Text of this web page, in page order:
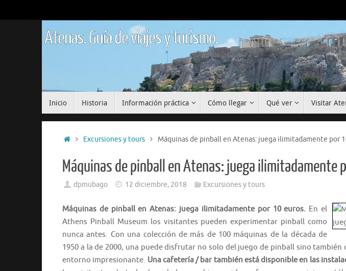
al
Atenas. Guía de viajes y turismo.
Inicio Historia Información práctica Cómo llegar Qué ver Visitar
InicioExcursiones y tours Máquinas de pinball en Atenas: juega ilimitadamente por
Máquinas de pinball en Atenas: juega ilimitadamente
dpmubago 12 diciembre, 2018 Excursiones y tours
Máquinas de pinball en Atenas: juega ilimitadamente por 10 euros. En el
Athens Pinball Museum los visitantes pueden experimentar pinball como
nunca antes. Con una colección de más de 100 máquinas de la década de
1950 a la de 2000, una puede disfrutar no solo del juego de pinball sino también
entorno impresionante. Una cafetería / bar también está disponible en las